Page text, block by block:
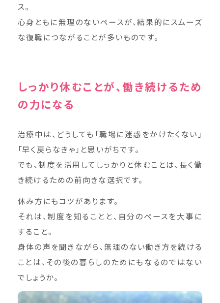
ス。
心身ともに無理のないペースが、結果的にスムーズ
な復職につながることが多いものです。
しっかり休むことが、働き続けるため
の力になる
治療中は、どうしても「職場に迷惑をかけたくない」
「早く戻らなきゃ」と思いがちです。
でも、制度を活用してしっかりと休むことは、長く働
き続けるための前向きな選択です。
休み方にもコツがあります。
それは、制度を知ることと、自分のペースを大事に
すること。
身体の声を聞きながら、無理のない働き方を続ける
ことは、その後の暮らしのためにもなるのではない
でしょうか。